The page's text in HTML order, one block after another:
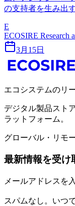
の支持者を生み出
E
ECOSIRE Research
3月15日
エコシステムのリ
デジタル製品スト
ラットフォーム。
グローバル・リモ
最新情報を受け
メールアドレスを
スパムなし。いつ